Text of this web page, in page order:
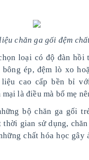
chăn ga gối đệm
loại có độ đàn hồi
ép, đệm lò xo
cao cấp bền bỉ
là điều mà bố mẹ
bộ chăn ga gối
gian sử dụng,
chất hóa học gây